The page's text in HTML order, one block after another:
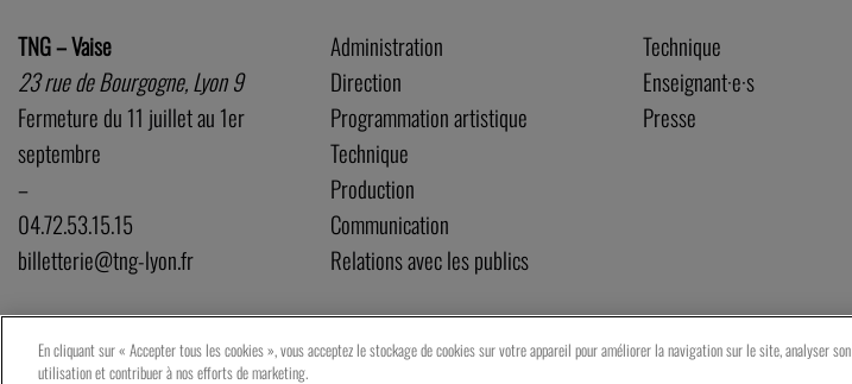
TNG – Vaise
23 rue de Bourgogne, Lyon 9
Fermeture du 11 juillet au 1er
septembre
–
04.72.53.15.15
billetterie@tng-lyon.fr
Administration
Direction
Programmation artistique
Technique
Production
Communication
Relations avec les publics
Technique
Enseignant·e·s
Presse
En cliquant sur « Accepter tous les cookies », vous acceptez le stockage de cookies sur votre appareil pour améliorer la navigation sur le site, analyser son
utilisation et contribuer à nos efforts de marketing.